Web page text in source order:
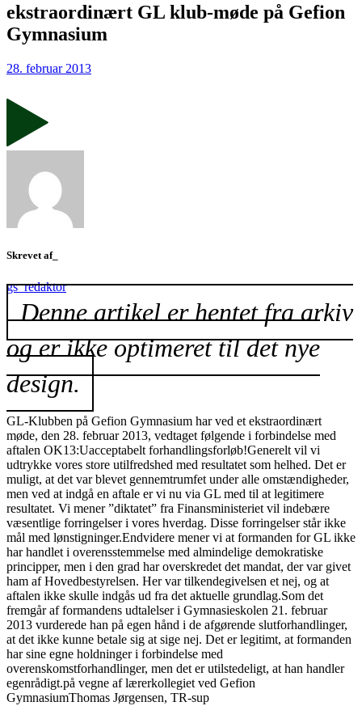
ekstraordinært GL klub-møde på Gefion
Gymnasium
28. februar 2013
Skrevet af_
gs_redaktor
Denne artikel er hentet fra arkiv
og er ikke optimeret til det nye
design.
GL-Klubben på Gefion Gymnasium har ved et ekstraordinært
møde, den 28. februar 2013, vedtaget følgende i forbindelse med
aftalen OK13:Uacceptabelt forhandlingsforløb!Generelt vil vi
udtrykke vores store utilfredshed med resultatet som helhed. Det er
muligt, at det var blevet gennemtrumfet under alle omstændigheder,
men ved at indgå en aftale er vi nu via GL med til at legitimere
resultatet. Vi mener ”diktatet” fra Finansministeriet vil indebære
væsentlige forringelser i vores hverdag. Disse forringelser står ikke
mål med lønstigninger.Endvidere mener vi at formanden for GL ikke
har handlet i overensstemmelse med almindelige demokratiske
principper, men i den grad har overskredet det mandat, der var givet
ham af Hovedbestyrelsen. Her var tilkendegivelsen et nej, og at
aftalen ikke skulle indgås ud fra det aktuelle grundlag.Som det
fremgår af formandens udtalelser i Gymnasieskolen 21. februar
2013 vurderede han på egen hånd i de afgørende slutforhandlinger,
at det ikke kunne betale sig at sige nej. Det er legitimt, at formanden
har sine egne holdninger i forbindelse med
overenskomstforhandlinger, men det er utilstedeligt, at han handler
egenrådigt.på vegne af lærerkollegiet ved Gefion
GymnasiumThomas Jørgensen, TR-sup